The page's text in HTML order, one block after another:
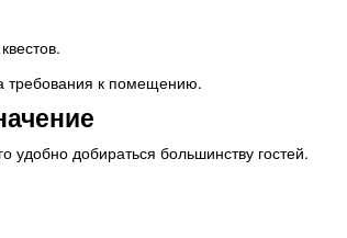
требования к помещению.
удобно добираться большинству гостей.